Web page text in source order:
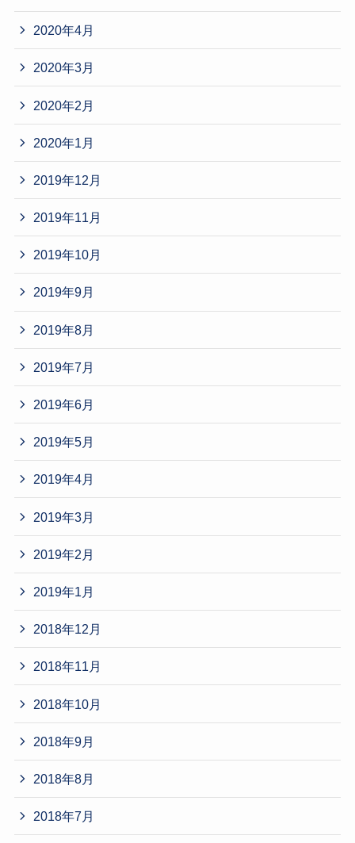
2020年4月
2020年3月
2020年2月
2020年1月
2019年12月
2019年11月
2019年10月
2019年9月
2019年8月
2019年7月
2019年6月
2019年5月
2019年4月
2019年3月
2019年2月
2019年1月
2018年12月
2018年11月
2018年10月
2018年9月
2018年8月
2018年7月